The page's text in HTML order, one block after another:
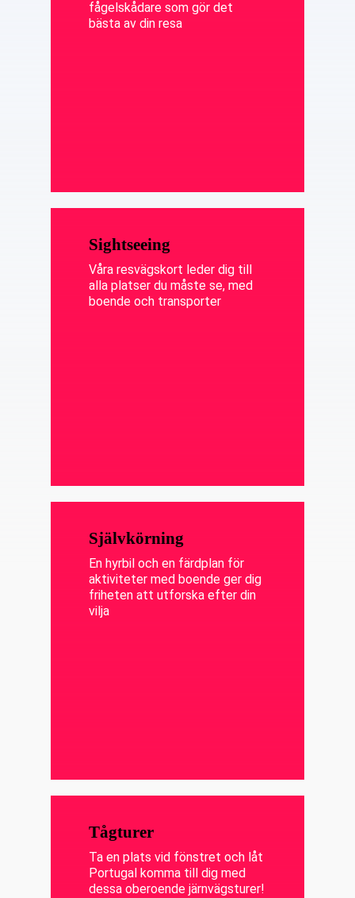
fågelskådare som gör det
bästa av din resa
Sightseeing
Våra resvägskort leder dig till
alla platser du måste se, med
boende och transporter
Självkörning
En hyrbil och en färdplan för
aktiviteter med boende ger dig
friheten att utforska efter din
vilja
Tågturer
Ta en plats vid fönstret och låt
Portugal komma till dig med
dessa oberoende järnvägsturer!